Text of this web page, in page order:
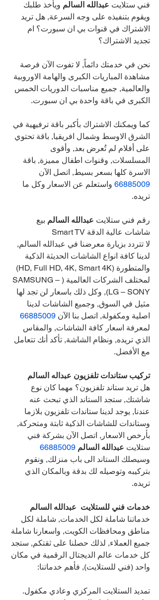
فني ستلايت عبدالله السالم ويأخذ طلبك
ويقوم بتنفيذه على وجه السرعة, هل تريد
الاشتراك في قنوات بي ان سبورت؟ ام
تجديد الاشتراك؟
نحن في خدمتك دائماً, لا تفوت الآن فرصة
مشاهدة المباريات الكبرى والهامة الاوروبية
والعالمية, جميع مناسبات الدوريات الخمس
الكبرى في باقة واحدة بي ان سبورت.
كما ويمكنك الاشتراك بأكبر باقة ترفيهية في
الشرق الاوسط وشمال افريقيا, باقة تحتوي
على أفلام لم تُعرض بعد, وأقوى
المسلسلات, وقنوات اطفال مميزة, باقة
الاسرة كلها بسعر بسيط, اتصل الآن
66885009 واستعلم عن الاسعار وكل ما
تريده.
رقم فني ستلايت عبدالله السالم بيع
شاشات عالية الدقة Smart TV
لا تتردد بزيارة معرضنا في عبدالله السالم,
لدينا كافة انواع الشاشات الحديثة الذكية
والمتطورة (HD, Full HD, 4K, Smart 4K)
لمختلف الشركات العالمية (SAMSUNG –
LG – SONY), وكل ذلك باسعار لن تجد لها
مثيل في السوق, وجميع الشاشات لدينا
اصلية ومكفولة, اتصل بنا الآن 66885009
لمعرفة اسعار كافة الشاشات, والمقاس
الذي تريده, ونظام الشاشة, تأكد أنك تتعامل
مع الأفضل.
تركيب ستاندات تلفزيون عبداله السالم
هل تريد ستاند تلفزيون؟ مهما كان نوع
شاشتك, ستجد الستاند الذي تبحث عنه
عندنا, يوجد لدينا ستاندات تلفزيون بلازما
وستاندات للشاشات الذكية ثابتة ومتحركة,
بأرخص الاسعار, اتصل الآن بشركة فني
ستلايت عبدالله السالم 66885009
وسيصلك الستاند الى باب منزلك, ونقوم
بتركيبه وتوصيله لك بدقة وبالمكان الذي
تريده.
خدمات فني للستلايت  عبدالله السالم
خدماتنا شاملة لكل الخدمات, شاملة لكل
مناطق ومحافظات الكويت, واسعارنا شاملة
جميع العملاء, لذلك حصلنا على ثقتكم, ستجد
كل خدمات عالم الديجتال الرقمية في مكان
واحد (فني للستلايت), فأهم خدماتنا:
تمديد الستلايت المركزي وعادي مكفول.